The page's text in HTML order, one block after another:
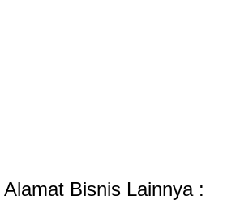
Alamat Bisnis Lainnya :